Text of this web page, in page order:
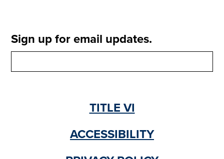
Sign up for email updates.
TITLE VI
ACCESSIBILITY